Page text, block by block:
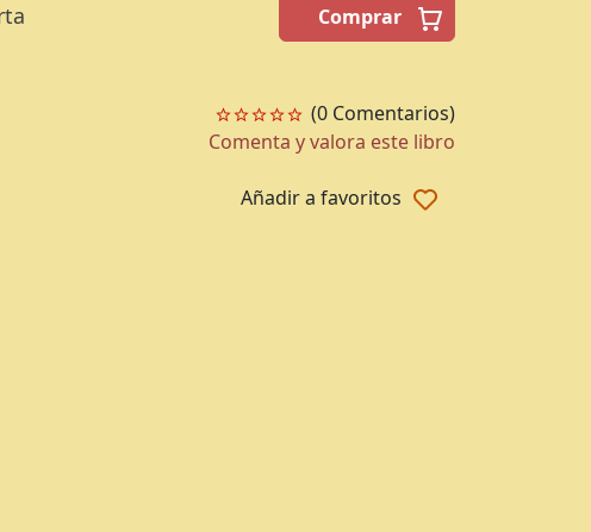
Comprar
(0 Comentarios)
Comenta y valora este libro
Añadir a favoritos